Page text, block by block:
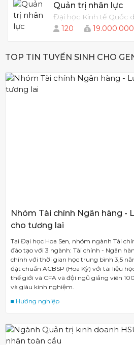
Quản trị nhân lực
Đại học Kinh tế Quốc
120
19.000.000
TOP TIN TUYỂN SINH CHO
Nhóm Tài chính Ngân hàng -
cho tương lai
Tại Đại học Hoa Sen, nhóm ngành Tài
đào tạo với 3 ngành: Tài chính - Ngân
chính với thời gian học trung bình 3,5
đạt chuẩn ACBSP (Hoa Kỳ) với tài liệu
thế giới và CFA và đội ngũ giảng viên
và giàu kinh nghiệm.
Hướng nghiệp